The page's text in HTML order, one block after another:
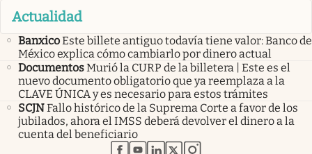
Actualidad
BanxicoEste billete antiguo todavía tiene valor: Banco de
México explica cómo cambiarlo por dinero actual
DocumentosMurió la CURP de la billetera | Este es el
nuevo documento obligatorio que ya reemplaza a la
CLAVE ÚNICA y es necesario para estos trámites
SCJNFallo histórico de la Suprema Corte a favor de los
jubilados, ahora el IMSS deberá devolver el dinero a la
cuenta del beneficiario
abre en nueva pestaña
abre en nueva pestaña
abre en nueva pestaña
abre en nueva pestaña
abre en nueva pestaña